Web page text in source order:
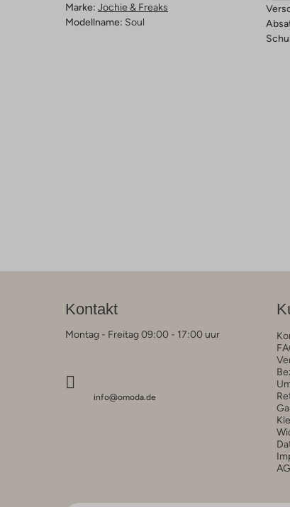
Marke: Jochie & Freaks
Modellname: Soul
Kontakt
Montag - Freitag 09:00 - 17:00 uur
info@omoda.de